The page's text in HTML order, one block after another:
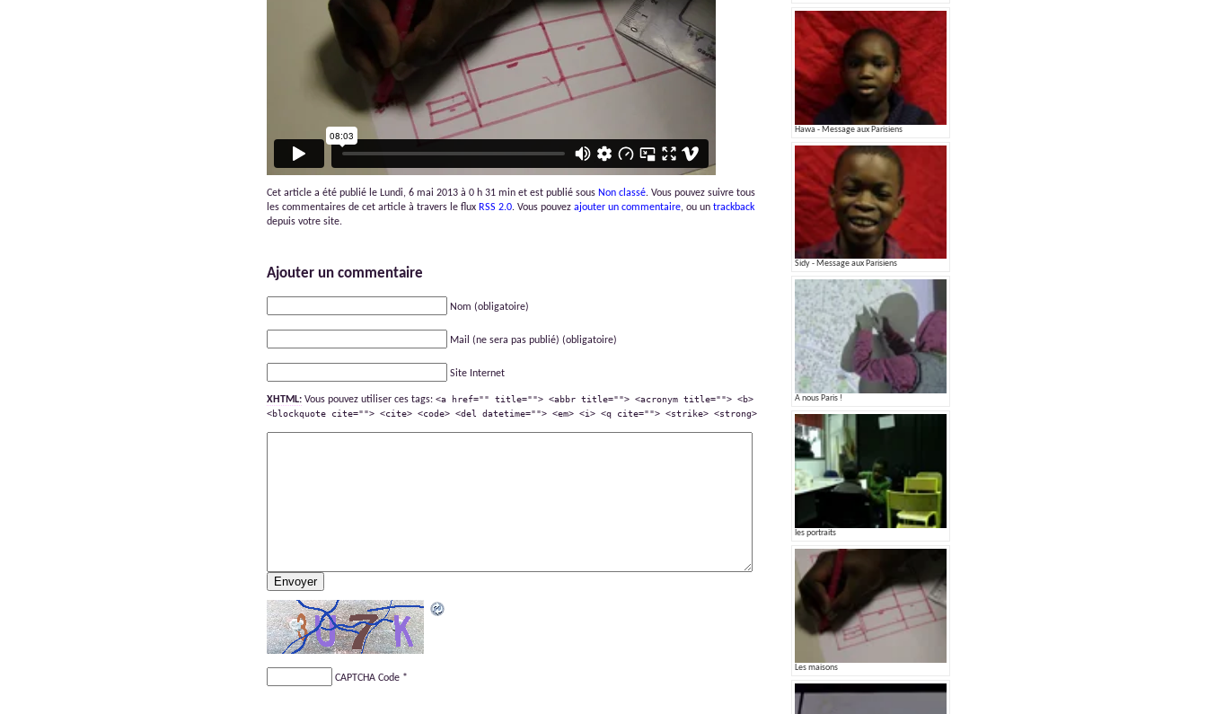
Cet article a été publié le Lundi, 6 mai 2013 à 0 h 31 min et est publié sous Non classé. Vous pouvez suivre tous
les commentaires de cet article à travers le flux RSS 2.0. Vous pouvez ajouter un commentaire, ou un trackback
depuis votre site.
Ajouter un commentaire
Nom (obligatoire)
Mail (ne sera pas publié) (obligatoire)
Site Internet
XHTML: Vous pouvez utiliser ces tags: <a href="" title=""> <abbr title=""> <acronym title=""> <b>
<blockquote cite=""> <cite> <code> <del datetime=""> <em> <i> <q cite=""> <strike> <strong>
CAPTCHA Code *
Hawa - Message aux Parisiens
Sidy - Message aux Parisiens
A nous Paris !
les portraits
Les maisons